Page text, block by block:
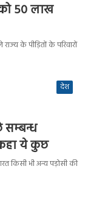
50 लाख
के पीड़ितों के परिवारों
देश
सम्बन्ध
ये कुछ
किसी भी अन्य पड़ोसी की